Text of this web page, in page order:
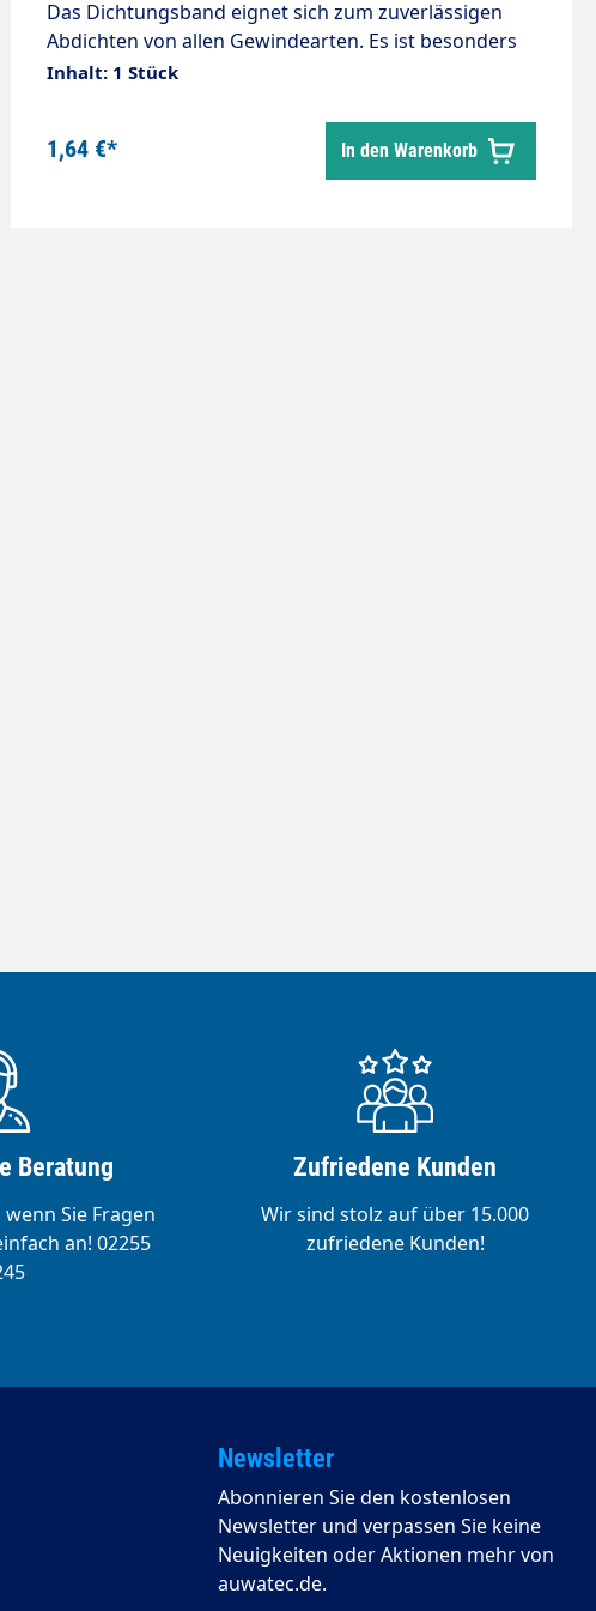
Das Dichtungsband eignet sich zum zuverlässigen
Abdichten von allen Gewindearten. Es ist besonders
kräftig und elastisch sowie von höchster Qualität. 1
Inhalt: 1 Stück
1,64 €* In den Warenkorb
Beratung
Sie Fragen
an! 02255
Zufriedene Kunden
Wir sind stolz auf über 15.000
zufriedene Kunden!
Newsletter
Abonnieren Sie den kostenlosen
Newsletter und verpassen Sie keine
Neuigkeiten oder Aktionen mehr von
auwatec.de.